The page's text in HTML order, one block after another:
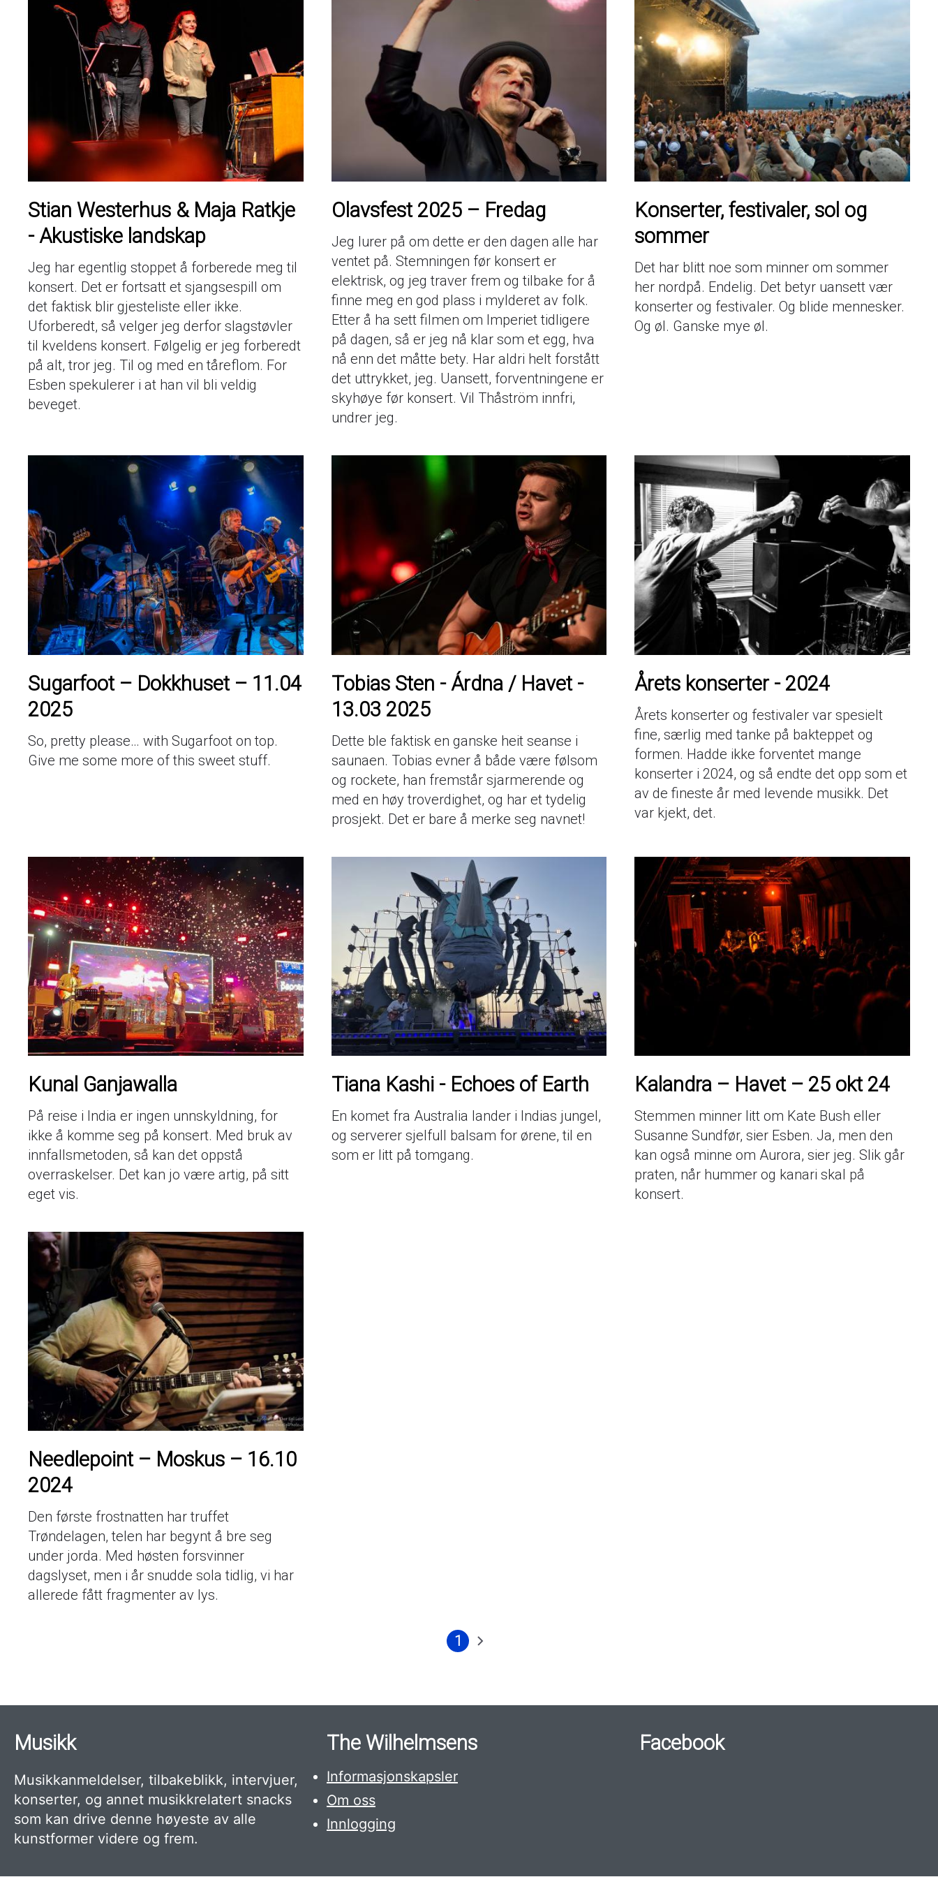
Stian Westerhus & Maja Ratkje
- Akustiske landskap
Jeg har egentlig stoppet å forberede meg til
konsert. Det er fortsatt et sjangsespill om
det faktisk blir gjesteliste eller ikke.
Uforberedt, så velger jeg derfor slagstøvler
til kveldens konsert. Følgelig er jeg forberedt
på alt, tror jeg. Til og med en tåreflom. For
Esben spekulerer i at han vil bli veldig
beveget.
Olavsfest 2025 – Fredag
Jeg lurer på om dette er den dagen alle har
ventet på. Stemningen før konsert er
elektrisk, og jeg traver frem og tilbake for å
finne meg en god plass i mylderet av folk.
Etter å ha sett filmen om Imperiet tidligere
på dagen, så er jeg nå klar som et egg, hva
nå enn det måtte bety. Har aldri helt forstått
det uttrykket, jeg. Uansett, forventningene er
skyhøye før konsert. Vil Thåström innfri,
undrer jeg.
Konserter, festivaler, sol og
sommer
Det har blitt noe som minner om sommer
her nordpå. Endelig. Det betyr uansett vær
konserter og festivaler. Og blide mennesker.
Og øl. Ganske mye øl.
Sugarfoot – Dokkhuset – 11.04
2025
So, pretty please… with Sugarfoot on top.
Give me some more of this sweet stuff.
Tobias Sten - Árdna / Havet -
13.03 2025
Dette ble faktisk en ganske heit seanse i
saunaen. Tobias evner å både være følsom
og rockete, han fremstår sjarmerende og
med en høy troverdighet, og har et tydelig
prosjekt. Det er bare å merke seg navnet!
Årets konserter - 2024
Årets konserter og festivaler var spesielt
fine, særlig med tanke på bakteppet og
formen. Hadde ikke forventet mange
konserter i 2024, og så endte det opp som et
av de fineste år med levende musikk. Det
var kjekt, det.
Kunal Ganjawalla
På reise i India er ingen unnskyldning, for
ikke å komme seg på konsert. Med bruk av
innfallsmetoden, så kan det oppstå
overraskelser. Det kan jo være artig, på sitt
eget vis.
Tiana Kashi - Echoes of Earth
En komet fra Australia lander i Indias jungel,
og serverer sjelfull balsam for ørene, til en
som er litt på tomgang.
Kalandra – Havet – 25 okt 24
Stemmen minner litt om Kate Bush eller
Susanne Sundfør, sier Esben. Ja, men den
kan også minne om Aurora, sier jeg. Slik går
praten, når hummer og kanari skal på
konsert.
Needlepoint – Moskus – 16.10
2024
Den første frostnatten har truffet
Trøndelagen, telen har begynt å bre seg
under jorda. Med høsten forsvinner
dagslyset, men i år snudde sola tidlig, vi har
allerede fått fragmenter av lys.
Nåværende
1
Neste
Musikk
Musikkanmeldelser, tilbakeblikk, intervjuer,
konserter, og annet musikkrelatert snacks
som kan drive denne høyeste av alle
kunstformer videre og frem.
The Wilhelmsens
Informasjonskapsler
Om oss
Innlogging
Facebook